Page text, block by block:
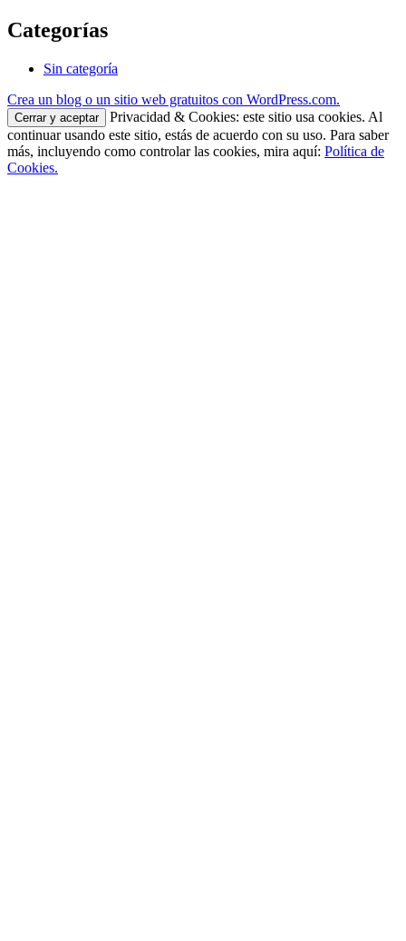
Categorías
Sin categoría
Crea un blog o un sitio web gratuitos con WordPress.com.
Privacidad & Cookies: este sitio usa cookies. Al
continuar usando este sitio, estás de acuerdo con su uso. Para saber
más, incluyendo como controlar las cookies, mira aquí: Política de
Cookies.